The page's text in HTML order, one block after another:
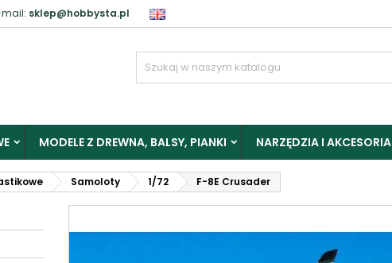
mail: sklep@hobbysta.pl
MODELE Z DREWNA, BALSY, PIANKI NARZĘDZIA I AKCESORIA
Samoloty 1/72 F-8E Crusader